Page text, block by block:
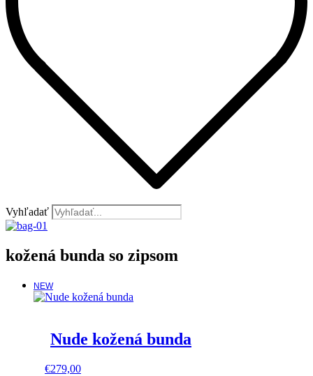
Vyhľadať
kožená bunda so zipsom
NEW
Nude kožená bunda
€279,00